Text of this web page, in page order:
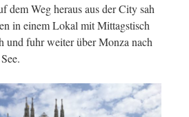
dem Weg heraus aus der City sah
in einem Lokal mit Mittagstisch
und fuhr weiter über Monza nach